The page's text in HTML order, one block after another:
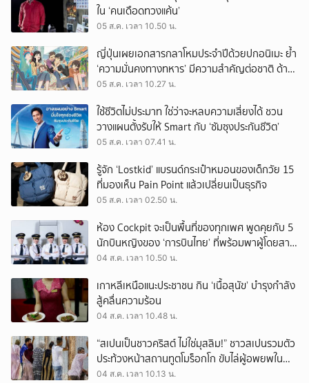
ใน ‘คนเดือดทวงแค้น’
05 ส.ค. เวลา 10.50 น.
ญี่ปุ่นเผยเอกสารกลาโหมประจำปีด้วยปกอนิเมะ ย้ำ
‘ความมั่นคงทางทหาร’ มีความสำคัญต่อชาติ ด้าน
จีนเตือน ขออย่าซ้ำรอยประวัติศาสตร์
05 ส.ค. เวลา 10.27 น.
ใช้ชีวิตไม่ประมาท ใช่ว่าจะหลบความเสี่ยงได้ ชวน
วางแผนตั้งรับให้ Smart กับ ‘ซัมซุงประกันชีวิต’
05 ส.ค. เวลา 07.41 น.
รู้จัก ‘Lostkid’ แบรนด์กระเป๋าหมอนของเด็กวัย 15
ที่มองเห็น Pain Point แล้วเปลี่ยนเป็นธุรกิจ
05 ส.ค. เวลา 02.50 น.
ห้อง Cockpit จะเป็นพื้นที่ของทุกเพศ พูดคุยกับ 5
นักบินหญิงของ ‘การบินไทย’ ที่พร้อมพาผู้โดยสาร
บินไปทั่วโลก
04 ส.ค. เวลา 10.50 น.
เกาหลีเหนือแนะประชาชน กิน ‘เนื้อสุนัข’ บำรุงกำลัง
สู้คลื่นความร้อน
04 ส.ค. เวลา 10.48 น.
“สเปนเป็นชาวคริสต์ ไม่ใช่มุสลิม!” ชาวสเปนรวมตัว
ประท้วงหน้าสถานทูตโมร็อกโก ขับไล่ผู้อพยพใน
เมืองเซวตาออกนอกประเทศ
04 ส.ค. เวลา 10.13 น.